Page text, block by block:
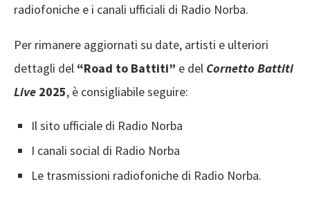
radiofoniche e i canali ufficiali di Radio Norba. ​
Per rimanere aggiornati su date, artisti e ulteriori
dettagli del “Road to Battiti” e del Cornetto Battiti
Live 2025, è consigliabile seguire:​
Il sito ufficiale di Radio Norba
I canali social di Radio Norba
Le trasmissioni radiofoniche di Radio Norba​.